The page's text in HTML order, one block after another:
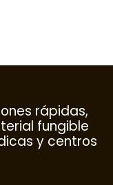
rápidas,
fungible
y centros